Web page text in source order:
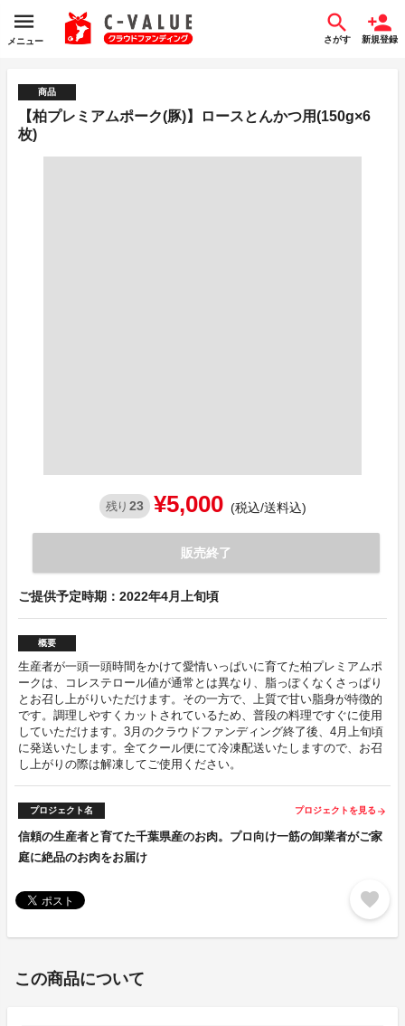
メニュー さがす 新規登録
商品
【柏プレミアムポーク(豚)】ロースとんかつ用(150g×6
枚)
残り 23 ¥5,000 (税込/送料込)
販売終了
ご提供予定時期：2022年4月上旬頃
概要
生産者が一頭一頭時間をかけて愛情いっぱいに育てた柏プレミアムポ
ークは、コレステロール値が通常とは異なり、脂っぽくなくさっぱり
とお召し上がりいただけます。その一方で、上質で甘い脂身が特徴的
です。調理しやすくカットされているため、普段の料理ですぐに使用
していただけます。3月のクラウドファンディング終了後、4月上旬頃
に発送いたします。全てクール便にて冷凍配送いたしますので、お召
し上がりの際は解凍してご使用ください。
プロジェクト名 プロジェクトを見る arrow_forward
信頼の生産者と育てた千葉県産のお肉。プロ向け一筋の卸業者がご家
庭に絶品のお肉をお届け
favorite
この商品について